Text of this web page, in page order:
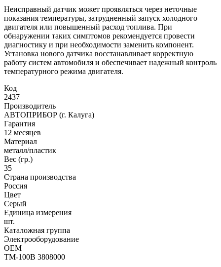
Неисправный датчик может проявляться через неточные
показания температуры, затрудненный запуск холодного
двигателя или повышенный расход топлива. При
обнаружении таких симптомов рекомендуется провести
диагностику и при необходимости заменить компонент.
Установка нового датчика восстанавливает корректную
работу систем автомобиля и обеспечивает надежный контроль
температурного режима двигателя.
Код
2437
Производитель
АВТОПРИБОР (г. Калуга)
Гарантия
12 месяцев
Материал
металл/пластик
Вес (гр.)
35
Страна производства
Россия
Цвет
Серый
Единица измерения
шт.
Каталожная группа
Электрооборудование
OEM
ТМ-100В 3808000